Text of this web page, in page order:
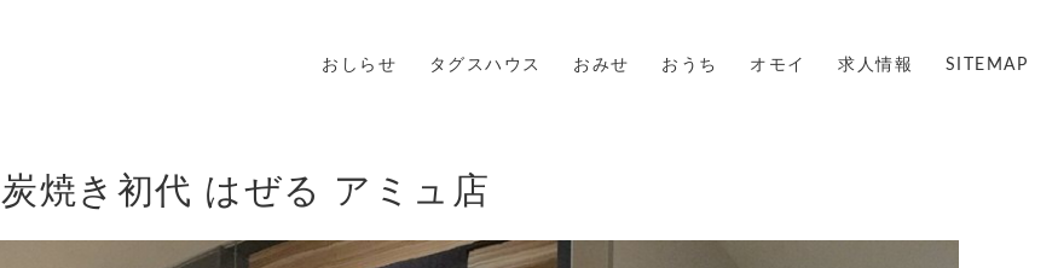
おしらせ タグスハウス おみせ おうち オモイ 求人情報 SITEMAP
炭焼き初代 はぜる アミュ店